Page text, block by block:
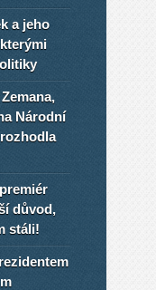
a jeho
Národní
důvod,
stáli!